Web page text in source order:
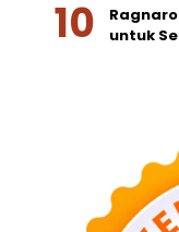
untuk